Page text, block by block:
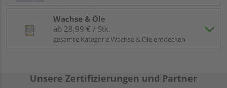
Wachse & Öle
ab 28,99 € / Stk.
gesamte Kategorie Wachse & Öle entdecken
Unsere Zertifizierungen und Partner